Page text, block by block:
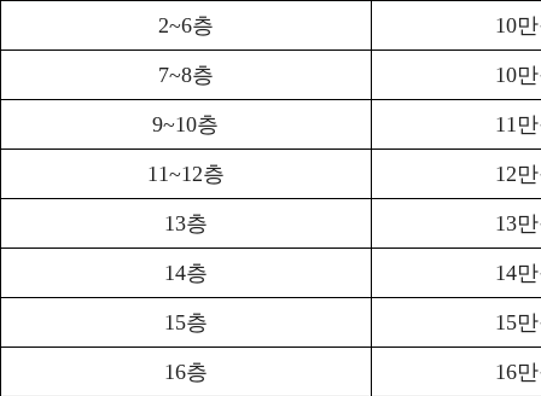
2~6층 10
7~8층 10
9~10층 11
11~12층 12
13층 13
14층 14
15층 15
16층 16